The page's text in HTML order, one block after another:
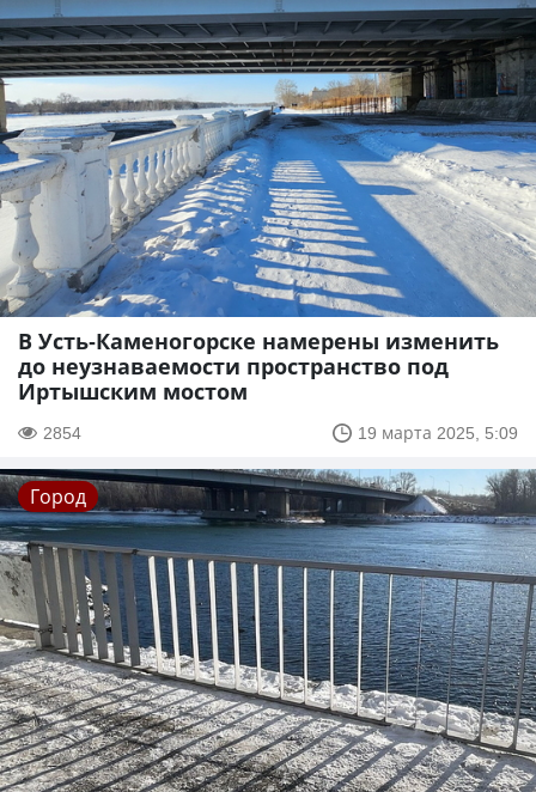
В Усть-Каменогорске намерены изменить
до неузнаваемости пространство под
Иртышским мостом
2854 19 марта 2025, 5:09
Город